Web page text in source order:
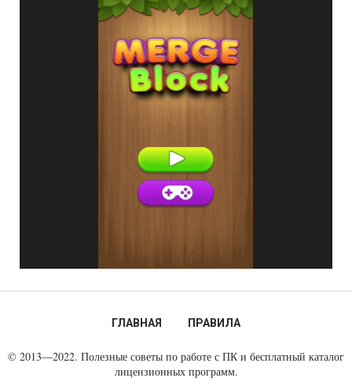
ГЛАВНАЯ ПРАВИЛА
© 2013—2022. Полезные советы по работе с ПК и бесплатный каталог
лицензионных программ.